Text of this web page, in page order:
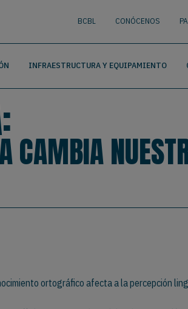
BCBL CONÓCENOS
INFRAESTRUCTURA Y EQUIPAMIENTO
CAMBIA
ortográfico afecta a la percepción